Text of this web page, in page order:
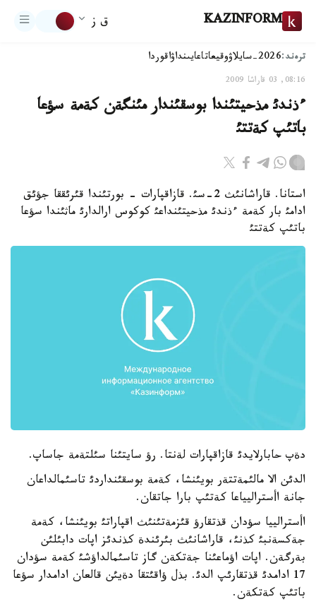
KAZINFORM ق ز
ترەند:2026-سايلاۋ وقيعاتاعايىنداۋاقوردا
08:16, 03 قاراشا 2009
ءذندئ مذحيتئندا بوسقئندار مئنگةن كةمة سؤعا
باتئپ كةتتئ
استانا. قاراشانئث 2-سئ. قازاقپارات - بورتئندا قئرئققا جؤئق
ادامئ بار كةمة ءذندئ مذحيتئنداعئ كوكوس ارالدارئ ماثئندا سؤعا
باتئپ كةتتئ
دةپ حابارلايدئ قازاقپارات لةنتا. رؤ سايتئنا سئلتةمة جاساپ.
الدئن الا مالئمةتتةر بويئنشا، كةمة بوسقئنداردئ تاسئمالداعان
جانة اأستراليياعا كةتئپ بارا جاتقان.
اأسترالييا سؤدان قذتقارؤ قئزمةتئنئث اقپاراتئ بويئنشا، كةمة
جةكسةنبئ كذنئ، قاراشانئث بئرئندة كذندئز اپات دابئلئن
بةرگةن. اپات اؤماعئنا جةتكةن گاز تاسئمالداؤشئ كةمة سؤدان
17 ادامدئ قذتقارئپ الدئ. بذل ؤاقئتقا دةيئن قالعان ادامدار سؤعا
باتئپ كةتكةن.